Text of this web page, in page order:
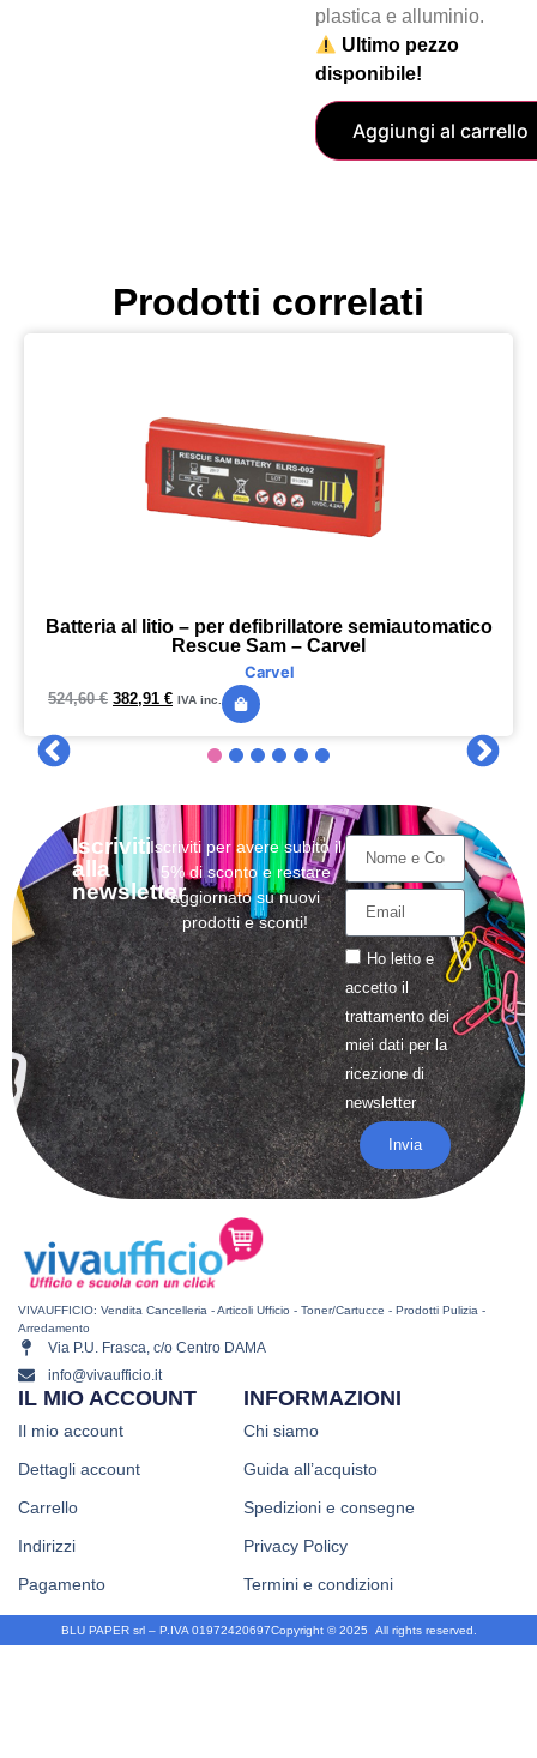
plastica e alluminio.
Ultimo pezzo
disponibile!
Aggiungi al carrello
Prodotti correlati
Batteria al litio – per defibrillatore semiautomatico
Rescue Sam – Carvel
Carvel
524,60€ 382,91 € IVA inc.
Iscriviti
alla
newsletter
Iscriviti per avere subito il
5% di sconto e restare
aggiornato su nuovi
prodotti e sconti!
Ho letto e
accetto il
trattamentodei
miei dati per la
ricezione di
newsletter
Invia
VIVAUFFICIO: Vendita Cancelleria - Articoli Ufficio - Toner/Cartucce - Prodotti Pulizia -
Arredamento
Via P.U. Frasca, c/o Centro DAMA
info@vivaufficio.it
INFORMAZIONI
Chi siamo
Guida all’acquisto
Spedizioni e consegne
Privacy Policy
Termini e condizioni
IL MIO ACCOUNT
Il mio account
Dettagli account
Carrello
Indirizzi
Pagamento
Copyright © 2025. All rights reserved.
BLU PAPER srl – P.IVA 01972420697